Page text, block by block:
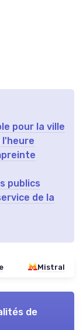
pour la ville
l'heure
publics
de la
Mistral
de